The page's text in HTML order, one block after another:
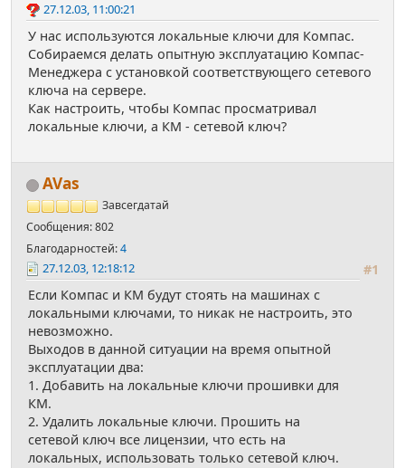
27.12.03, 11:00:21
У нас используются локальные ключи для Компас.
Собираемся делать опытную эксплуатацию Компас-
Менеджера с установкой соответствующего сетевого
ключа на сервере.
Как настроить, чтобы Компас просматривал
локальные ключи, а КМ - сетевой ключ?
AVas
Завсегдатай
Сообщения: 802
Благодарностей:4
#1
27.12.03, 12:18:12
Если Компас и КМ будут стоять на машинах с
локальными ключами, то никак не настроить, это
невозможно.
Выходов в данной ситуации на время опытной
эксплуатации два:
1. Добавить на локальные ключи прошивки для
КМ.
2. Удалить локальные ключи. Прошить на
сетевой ключ все лицензии, что есть на
локальных, использовать только сетевой ключ.